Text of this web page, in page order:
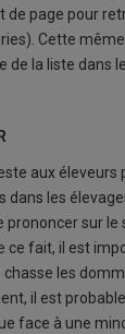
de page pour
Cette
de la liste dans
aux
dans les
prononcer sur le
ce fait, il est
les
il est
face à une